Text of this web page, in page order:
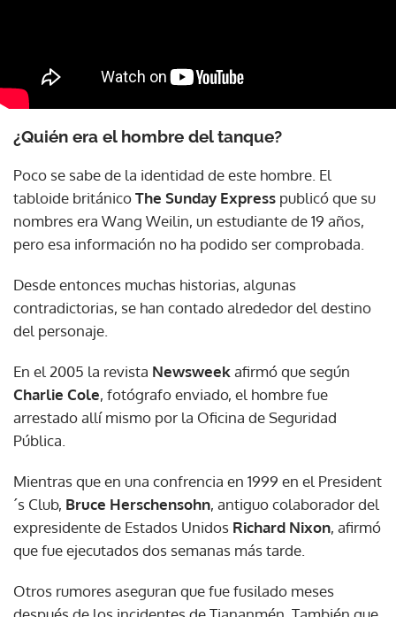
¿Quién era el hombre del tanque?
Poco se sabe de la identidad de este hombre. El
tabloide británicoThe Sunday Express publicó que su
nombres era Wang Weilin, un estudiante de 19 años,
pero esa información no ha podido ser comprobada.
Desde entonces muchas historias, algunas
contradictorias, se han contado alrededor del destino
del personaje.
En el 2005 la revista Newsweekafirmó que según
Charlie Cole, fotógrafo enviado, el hombre fue
arrestado allí mismo por la Oficina de Seguridad
Pública.
Mientras que en una confrencia en 1999 en el President
´s Club, Bruce Herschensohn, antiguo colaborador del
expresidente de Estados Unidos Richard Nixon, afirmó
que fue ejecutados dos semanas más tarde.
Otros rumores aseguran que fue fusilado meses